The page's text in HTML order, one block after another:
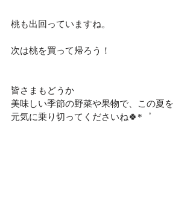
桃も出回っていますね。
次は桃を買って帰ろう！
皆さまもどうか
美味しい季節の野菜や果物で、この夏を
元気に乗り切ってくださいね🍀*゜